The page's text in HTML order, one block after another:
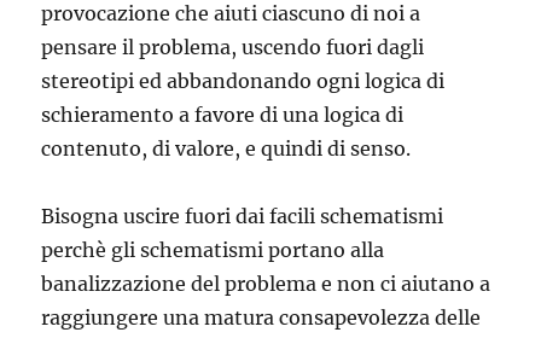
provocazione che aiuti ciascuno di noi a
pensare il problema, uscendo fuori dagli
stereotipi ed abbandonando ogni logica di
schieramento a favore di una logica di
contenuto, di valore, e quindi di senso.
Bisogna uscire fuori dai facili schematismi
perchè gli schematismi portano alla
banalizzazione del problema e non ci aiutano a
raggiungere una matura consapevolezza delle